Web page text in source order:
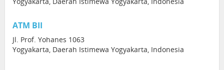
ATM BII
Jl. Prof. Yohanes 1063
Yogyakarta, Daerah Istimewa Yogyakarta, Indonesia